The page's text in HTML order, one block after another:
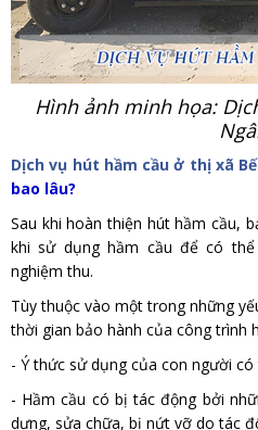
Hình ảnh minh họa:
Dịch vụ hút hầm cầu ở thị xã
bao lâu?
Sau khi hoàn thiện hút hầm cầu,
khi sử dụng hầm cầu để có
nghiệm thu.
Tùy thuộc vào một trong những
thời gian bảo hành của công trình
- Ý thức sử dụng của con người
- Hầm cầu có bị tác động bởi
dựng, sửa chữa, bị nứt vỡ do tác